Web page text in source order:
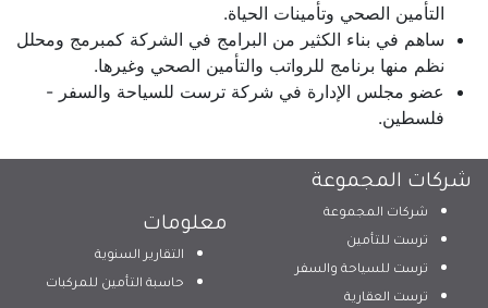
التأمين الصحي وتأمينات الحياة.
ساهم في بناء الكثير من البرامج في الشركة كمبرمج ومحلل
نظم منها برنامج للرواتب والتأمين الصحي وغيرها.
عضو مجلس الإدارة في شركة ترست للسياحة والسفر -
فلسطين.
شركات المجموعة
شركات المجموعة
ترست للتأمين
ترست للسياحة والسفر
ترست العقارية
معلومات
التقارير السنوية
حاسبة التأمين للمركبات